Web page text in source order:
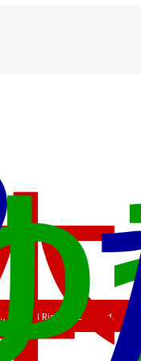
Ltd. All Rights Reserved.